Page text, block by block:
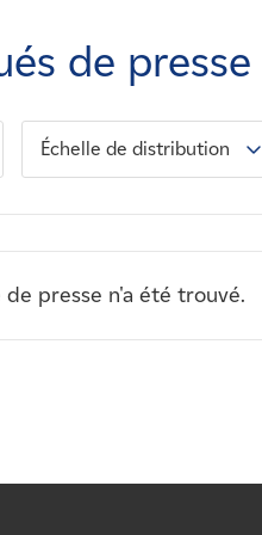
de presse
Échelle de distribution
presse n'a été trouvé.